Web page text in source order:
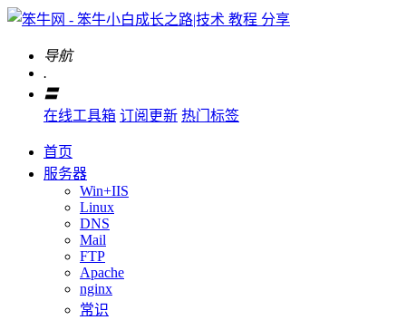
导航
.
〓
在线工具箱 订阅更新 热门标签
首页
服务器
Win+IIS
Linux
DNS
Mail
FTP
Apache
nginx
常识